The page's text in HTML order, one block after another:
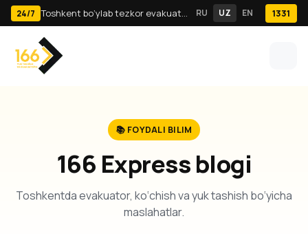
24/7 Toshkent bo‘ylab tezkor evakuator va yuk tashish · 24/7 RU UZ EN 1331
📚 FOYDALI BILIM
166 Express blogi
Toshkentda evakuator, ko‘chish va yuk tashish bo‘yicha
maslahatlar.